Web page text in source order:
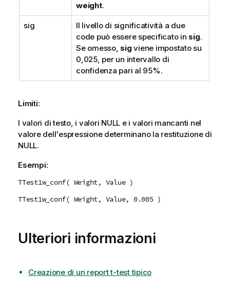
weight.
sig
Il livello di significatività a due
code può essere specificato in sig.
Se omesso, sig viene impostato su
0,025, per un intervallo di
confidenza pari al 95%.
Limiti:
I valori di testo, i valori NULL e i valori mancanti nel
valore dell'espressione determinano la restituzione di
NULL.
Esempi:
TTest1w_conf( Weight, Value )
TTest1w_conf( Weight, Value, 0.005 )
Ulteriori informazioni
Creazione di un report t-test tipico